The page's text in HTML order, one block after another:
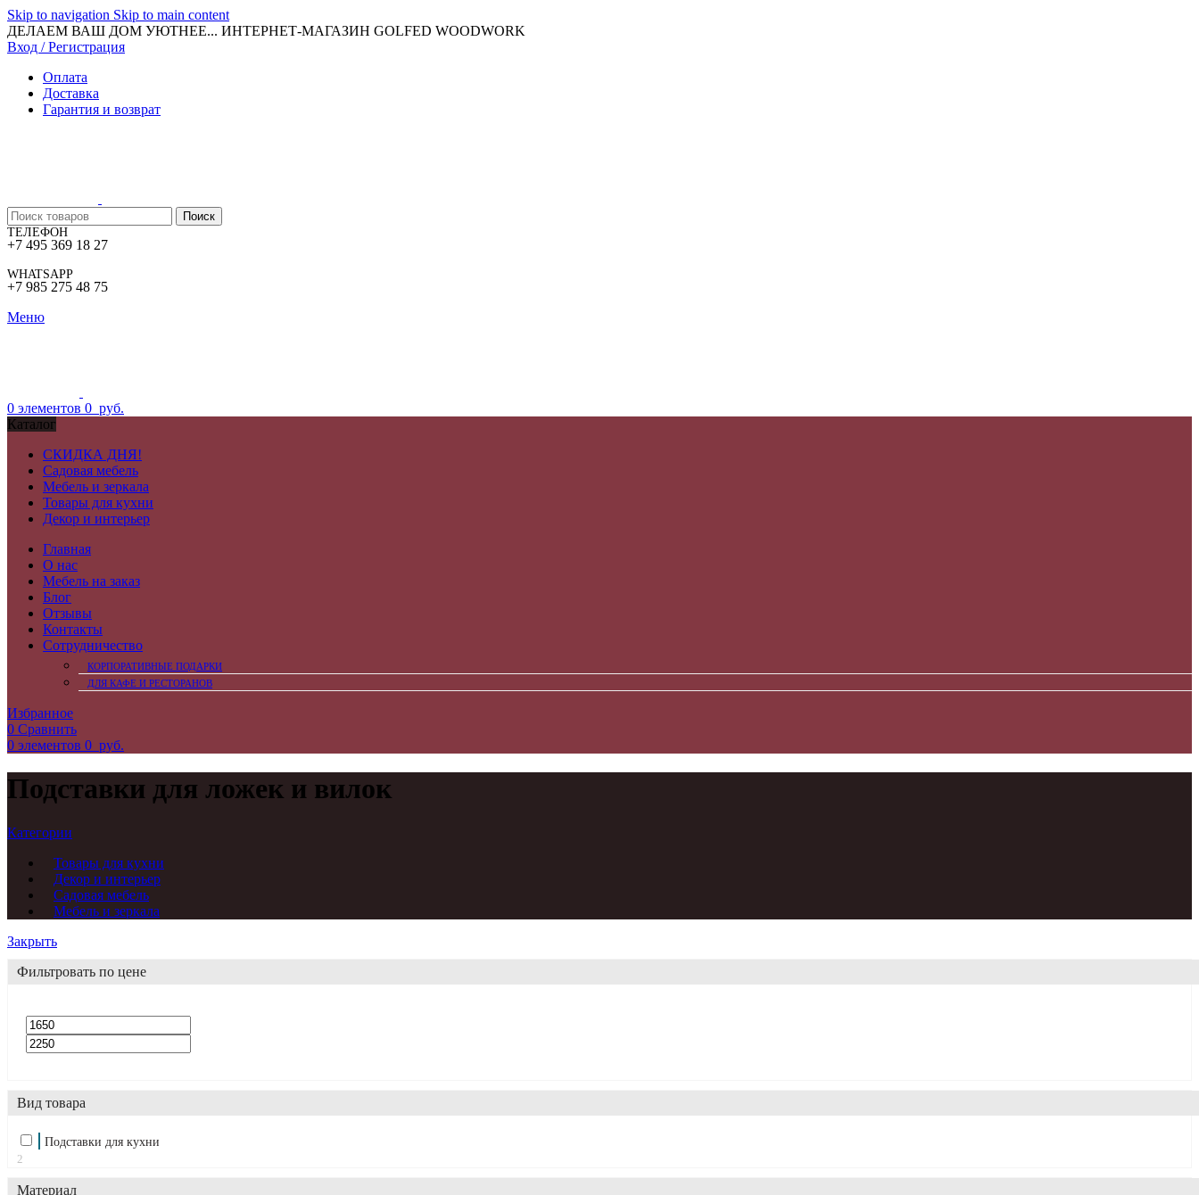
Skip to navigation Skip to main content
ДЕЛАЕМ ВАШ ДОМ УЮТНЕЕ... ИНТЕРНЕТ-МАГАЗИН GOLFED WOODWORK
Вход / Регистрация
Оплата
Доставка
Гарантия и возврат
Поиск
ТЕЛЕФОН
+7 495 369 18 27
WHATSAPP
+7 985 275 48 75
Меню
0 элементов 0 руб.
Каталог
СКИДКА ДНЯ!
Садовая мебель
Мебель и зеркала
Товары для кухни
Декор и интерьер
Главная
О нас
Мебель на заказ
Блог
Отзывы
Контакты
Сотрудничество
КОРПОРАТИВНЫЕ ПОДАРКИ
ДЛЯ КАФЕ И РЕСТОРАНОВ
Избранное
0 Сравнить
0 элементов 0 руб.
Подставки для ложек и вилок
Категории
Товары для кухни
Декор и интерьер
Садовая мебель
Мебель и зеркала
Закрыть
Фильтровать по цене
Вид товара
Подставки для кухни
2
Материал